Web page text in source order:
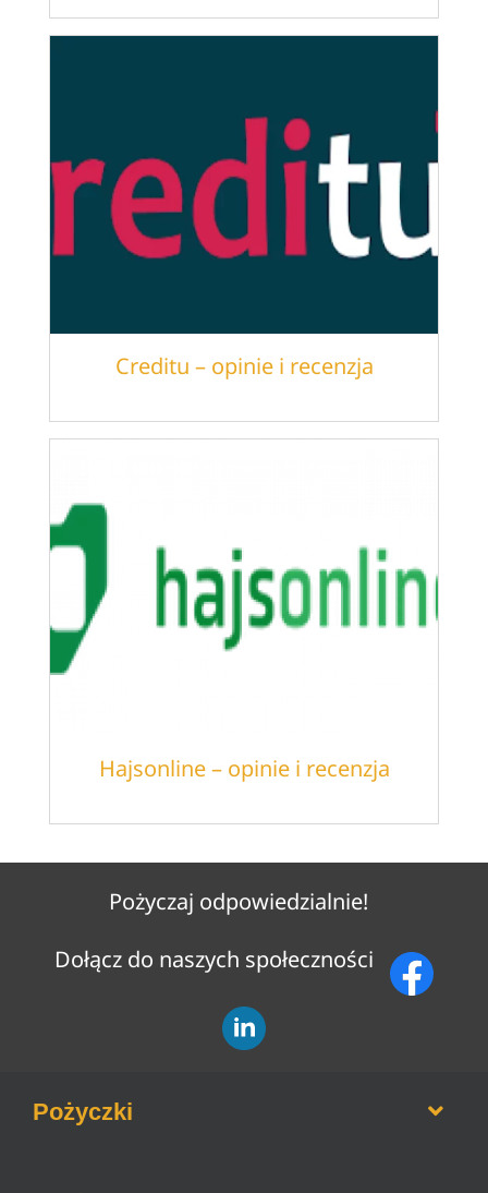
Creditu – opinie i recenzja
Hajsonline – opinie i recenzja
Pożyczaj odpowiedzialnie!
Dołącz do naszych społeczności
Pożyczki